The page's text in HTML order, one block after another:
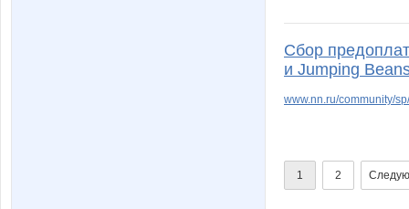
Сбор
и Jumping
www.nn.ru/community/
1 2